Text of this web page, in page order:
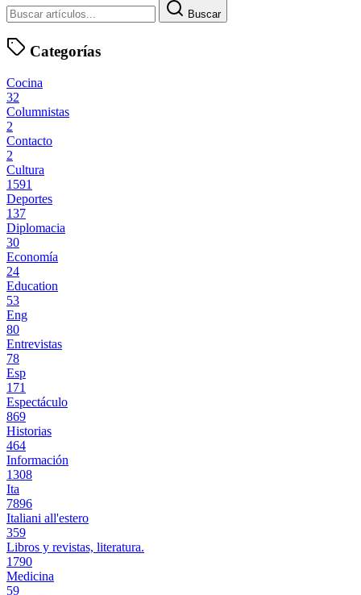
Buscar
Categorías
Cocina
32
Columnistas
2
Contacto
2
Cultura
1591
Deportes
137
Diplomacia
30
Economía
24
Education
53
Eng
80
Entrevistas
78
Esp
171
Espectáculo
869
Historias
464
Información
1308
Ita
7896
Italiani all'estero
359
Libros y revistas, literatura.
1790
Medicina
59